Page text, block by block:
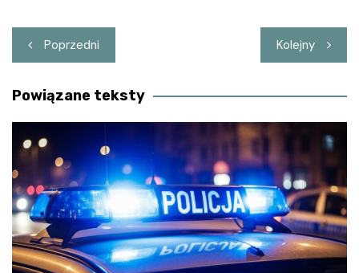
Nawigacja
wpisu
Poprzedni Kolejny
Powiązane teksty